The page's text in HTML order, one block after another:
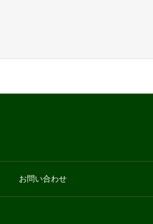
お問い合わせ